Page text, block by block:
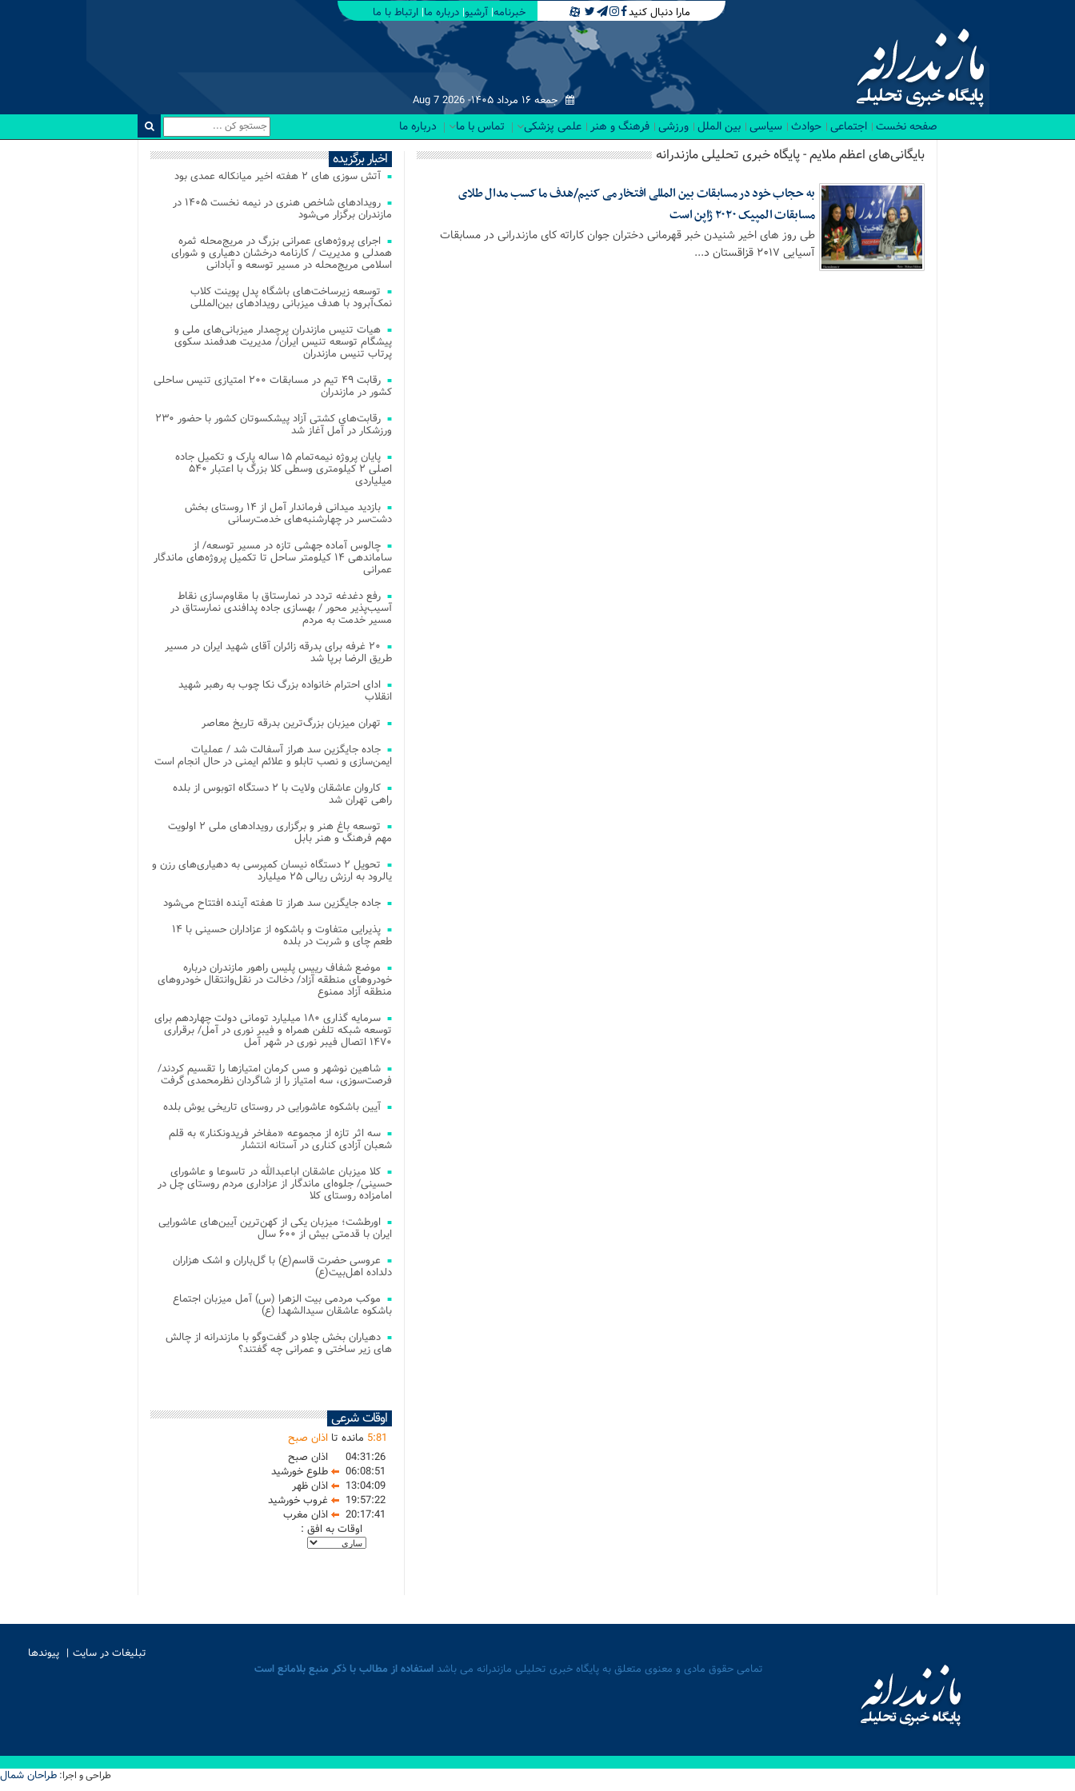
مارا دنبال کنید خبرنامه آرشیو درباره ما ارتباط با ما
جمعه ۱۶ مرداد ۱۴۰۵- Aug 7 2026
صفحه نخست اجتماعی حوادث سیاسی بین الملل ورزشی فرهنگ و هنر علمی پزشکی تماس با ما درباره ما
بایگانی‌های اعظم ملایم - پایگاه خبری تحلیلی مازندرانه
به حجاب خود در مسابقات بین المللی افتخار می کنیم/هدف ما کسب مدال طلای
مسابقات المپیک ۲۰۲۰ ژاپن است
طی روز های اخیر شنیدن خبر قهرمانی دختران جوان کاراته کای مازندرانی در مسابقات
آسیایی ۲۰۱۷ قزاقستان د...
اخبار برگزیده
آتش‌ سوزی‌ های ۲ هفته اخیر میانکاله عمدی بود
رویدادهای شاخص هنری در نیمه نخست ۱۴۰۵ در
مازندران برگزار می‌شود
اجرای پروژه‌های عمرانی بزرگ در مریج‌محله ثمره
همدلی و مدیریت / کارنامه درخشان دهیاری و شورای
اسلامی مریج‌محله در مسیر توسعه و آبادانی
توسعه زیرساخت‌های باشگاه پدل پوینت کلاب
نمک‌آبرود با هدف میزبانی رویدادهای بین‌المللی
هیات تنیس مازندران پرچمدار میزبانی‌های ملی و
پیشگام توسعه تنیس ایران/ مدیریت هدفمند سکوی
پرتاب تنیس مازندران
رقابت ۴۹ تیم در مسابقات ۲۰۰ امتیازی تنیس ساحلی
کشور در مازندران
رقابت‌های کشتی آزاد پیشکسوتان کشور با حضور ۲۳۰
ورزشکار در آمل آغاز شد
پایان پروژه نیمه‌تمام ۱۵ ساله پارک و تکمیل جاده
اصلی ۲ کیلومتری وسطی کلا بزرگ با اعتبار ۵۴۰
میلیاردی
بازدید میدانی فرماندار آمل از ۱۴ روستای بخش
دشت‌سر در چهارشنبه‌های خدمت‌رسانی
چالوس آماده جهشی تازه در مسیر توسعه/ از
ساماندهی ۱۴ کیلومتر ساحل تا تکمیل پروژه‌های ماندگار
عمرانی
رفع دغدغه تردد در نمارستاق با مقاوم‌سازی نقاط
آسیب‌پذیر محور / بهسازی جاده پدافندی نمارستاق در
مسیر خدمت به مردم
۲۰ غرفه برای بدرقه زائران آقای شهید ایران در مسیر
طریق الرضا برپا شد
ادای احترام خانواده بزرگ نکا چوب به رهبر شهید
انقلاب
تهران میزبان بزرگ‌ترین بدرقه تاریخ معاصر
جاده جایگزین سد هراز آسفالت شد / عملیات
ایمن‌سازی و نصب تابلو و علائم ایمنی در حال انجام است
کاروان عاشقان ولایت با ۲ دستگاه اتوبوس از بلده
راهی تهران شد
توسعه باغ هنر و برگزاری رویدادهای ملی ۲ اولویت
مهم فرهنگ و هنر بابل
تحویل ۲ دستگاه نیسان کمپرسی به دهیاری‌های رزن و
یالرود به ارزش ریالی ۲۵ میلیارد
جاده جایگزین سد هراز تا هفته آینده افتتاح می‌شود
پذیرایی متفاوت و باشکوه از عزاداران حسینی با ۱۴
طعم چای و شربت در بلده
موضع شفاف رییس پلیس راهور مازندران درباره
خودروهای منطقه آزاد/ دخالت در نقل‌وانتقال خودروهای
منطقه آزاد ممنوع
سرمایه گذاری ۱۸۰ میلیارد تومانی دولت چهاردهم برای
توسعه شبکه تلفن همراه و فیبر نوری در آمل/ برقراری
۱۴۷۰ اتصال فیبر نوری در شهر آمل
شاهین نوشهر و مس کرمان امتیازها را تقسیم کردند/
فرصت‌سوزی، سه امتیاز را از شاگردان نظرمحمدی گرفت
آیین باشکوه عاشورایی در روستای تاریخی یوش بلده
سه اثر تازه از مجموعه «مفاخر فریدونکنار» به قلم
شعبان آزادی کناری در آستانه انتشار
کلا میزبان عاشقان اباعبدالله در تاسوعا و عاشورای
حسینی/ جلوه‌ای ماندگار از عزاداری مردم روستای چل در
امامزاده روستای کلا
اورطشت؛ میزبان یکی از کهن‌ترین آیین‌های عاشورایی
ایران با قدمتی بیش از ۶۰۰ سال
عروسی حضرت قاسم(ع) با گل‌باران و اشک هزاران
دلداده اهل‌بیت(ع)
موکب مردمی بیت‌ الزهرا (س) آمل میزبان اجتماع
باشکوه عاشقان سیدالشهدا (ع)
دهیاران بخش چلاو در گفت‌وگو با مازندرانه از چالش
های زیر ساختی و عمرانی چه گفتند؟
اوقات شرعی
5:81 مانده تا اذان صبح
04:31:26
اذان صبح
06:08:51
طلوع خورشید
13:04:09
اذان ظهر
19:57:22
غروب خورشید
20:17:41
اذان مغرب
اوقات به افق :
تبلیغات در سایت
پیوندها
تمامی حقوق مادی و معنوی متعلق به پایگاه خبری تحلیلی مازندرانه می باشداستفاده از مطالب با ذکر منبع بلامانع است
طراحی و اجرا: طراحان شمال